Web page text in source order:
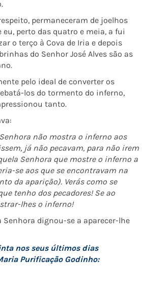
permaneceram de joelhos
perto das quatro e meia, a fui
o terço à Cova de Iria e depois
do Senhor José Alves são as
pelo ideal de converter os
los do tormento do inferno,
tanto.
não mostra o inferno aos
já não pecavam, para não irem
Senhora que mostre o inferno a
se aos que se encontravam na
da aparição). Verás como se
tenho dos pecadores! Se ao
lhes o inferno!
Senhora dignou-se a aparecer-lhe
nos seus últimos dias
Purificação Godinho: